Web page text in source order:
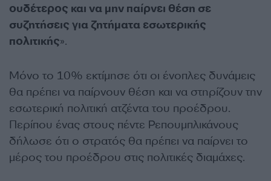
ουδέτερος και να μην παίρνει θέση σε
συζητήσεις για ζητήματα εσωτερικής
πολιτικής».
Μόνο το 10% εκτίμησε ότι οι ένοπλες δυνάμεις
θα πρέπει να παίρνουν θέση και να στηρίζουν την
εσωτερική πολιτική ατζέντα του προέδρου.
Περίπου ένας στους πέντε Ρεπουμπλικάνους
δήλωσε ότι ο στρατός θα πρέπει να παίρνει το
μέρος του προέδρου στις πολιτικές διαμάχες.